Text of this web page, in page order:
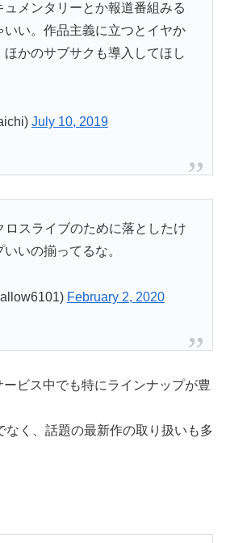
メンタリーとか報道番組みる
いい。作品主義に立つとイヤか
ほかのサブサクも導入してほし
July 10, 2019
ロスライブのために落としたけ
いの揃ってるな。
February 2, 2020
ビス中でも特にラインナップが豊
なく、話題の最新作の取り扱いも多